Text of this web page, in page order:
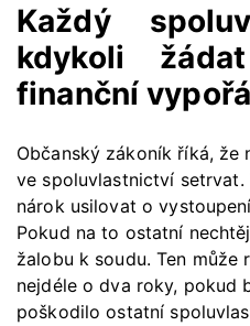
Každý
kdykoli
finanční
Občanský zákoník říká, že
ve spoluvlastnictví setrvat.
nárok usilovat o
Pokud na to ostatní
žalobu k soudu. Ten
nejdéle o dva roky, pokud
poškodilo ostatní